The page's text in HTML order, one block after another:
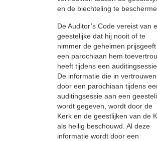
en de biechteling te
De Auditor’s Code vereist van
geestelijke dat hij nooit of te
nimmer de geheimen
een parochiaan hem
heeft tijdens een auditingsessie.
De informatie die in vertrouwen
door een parochiaan tijdens
auditingsessie aan een
wordt gegeven, wordt door de
Kerk en de geestlijken van de
als heilig beschouwd. Al deze
informatie wordt door een